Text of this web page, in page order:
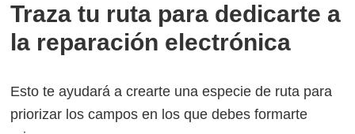
Traza tu ruta para dedicarte a
la reparación electrónica
Esto te ayudará a crearte una especie de ruta para
priorizar los campos en los que debes formarte